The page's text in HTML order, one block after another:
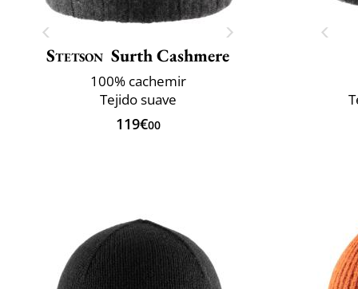
Stetson Surth Cashmere
100% cachemir
Tejido suave
119€00